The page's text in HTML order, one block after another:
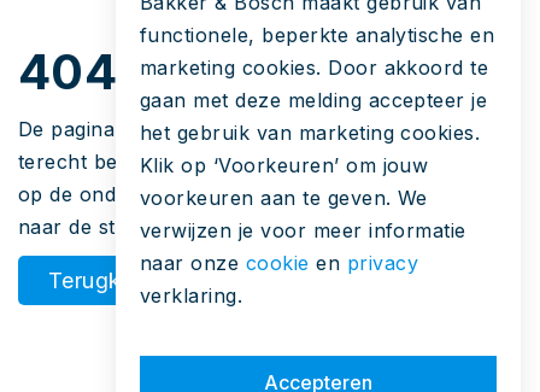
404
De pagina die u zoekt bestaat niet. Hoe u hier
terecht bent gekomen is een raadsel. Maar u kunt
op de onderstaande knop klikken om terug te gaan
naar de startpagina.
Terugkeren
functionele, beperkte analytische en
marketing cookies. Door akkoord te
gaan met deze melding accepteer je
het gebruik van marketing cookies.
Klik op ‘Voorkeuren’ om jouw
voorkeuren aan te geven. We
verwijzen je voor meer informatie
naar onze cookie en privacy
verklaring.
Accepteren